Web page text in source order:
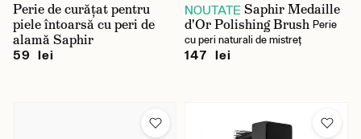
Perie de curățat pentru
piele întoarsă cu peri de
alamă Saphir
59 lei
NOUTATE Saphir Medaille
d'Or Polishing Brush Perie
cu peri naturali de mistreț
147 lei